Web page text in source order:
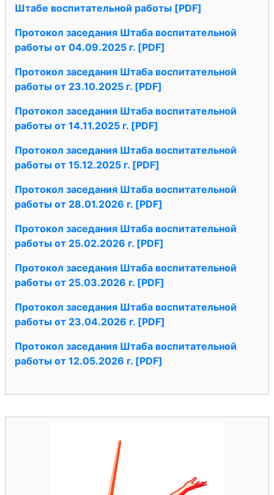
Штабе воспитательной работы [PDF]
Протокол заседания Штаба воспитательной
работы от 04.09.2025 г. [PDF]
Протокол заседания Штаба воспитательной
работы от 23.10.2025 г. [PDF]
Протокол заседания Штаба воспитательной
работы от 14.11.2025 г. [PDF]
Протокол заседания Штаба воспитательной
работы от 15.12.2025 г. [PDF]
Протокол заседания Штаба воспитательной
работы от 28.01.2026 г. [PDF]
Протокол заседания Штаба воспитательной
работы от 25.02.2026 г. [PDF]
Протокол заседания Штаба воспитательной
работы от 25.03.2026 г. [PDF]
Протокол заседания Штаба воспитательной
работы от 23.04.2026 г. [PDF]
Протокол заседания Штаба воспитательной
работы от 12.05.2026 г. [PDF]